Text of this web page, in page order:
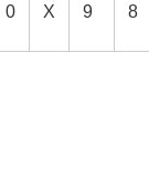
0 X 9 8